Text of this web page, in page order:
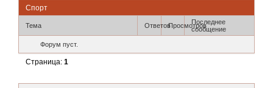
Спорт
Тема ОтветовПросмотровПоследнее
сообщение
Форум пуст.
Страница:1